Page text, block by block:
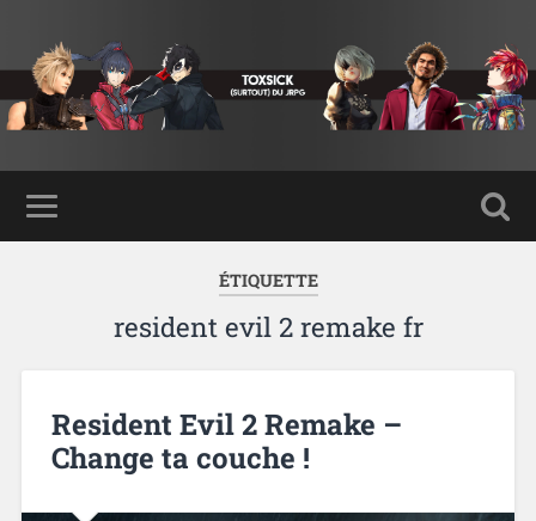
ÉTIQUETTE
resident evil 2 remake fr
Resident Evil 2 Remake –
Change ta couche !